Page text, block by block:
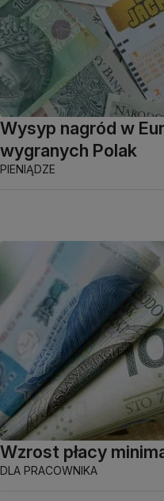
Wysyp nagród w
wygranych Polak
PIENIĄDZE
Wzrost płacy
DLA PRACOWNIKA